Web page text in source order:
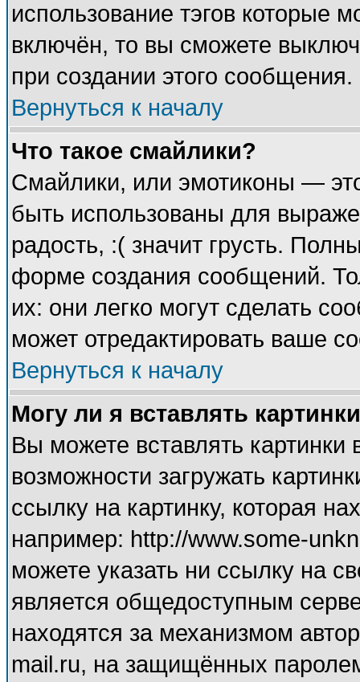
использование тэгов которые
включён, то вы сможете
при создании этого сообщения.
Вернуться к началу
Что такое смайлики?
Смайлики, или эмотиконы —
быть использованы для
радость, :( значит грусть.
форме создания сообщений.
их: они легко могут сделать
может отредактировать ваше
Вернуться к началу
Могу ли я вставлять
Вы можете вставлять
возможности загружать
ссылку на картинку, которая
например: http://www.some-
можете указать ни ссылку на
является общедоступным
находятся за механизмом
mail.ru, на защищённых